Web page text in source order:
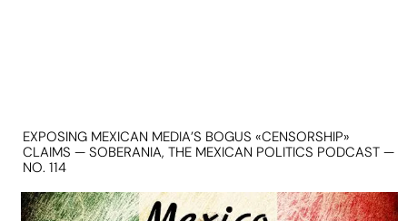
EXPOSING MEXICAN MEDIA’S BOGUS «CENSORSHIP»
CLAIMS — SOBERANIA, THE MEXICAN POLITICS PODCAST —
NO. 114